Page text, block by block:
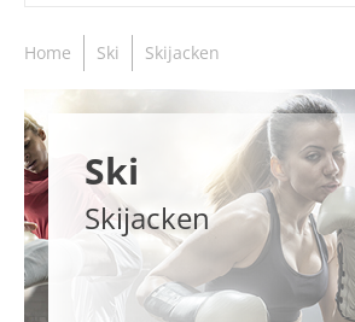
Home Ski Skijacken
Ski
Skijacken